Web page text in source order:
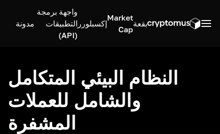
بقعة
Market
Cap
إكسبلورر
واجهة برمجة
التطبيقات
(API)
مدونة
النظام البيئي المتكامل
والشامل للعملات
المشفرة